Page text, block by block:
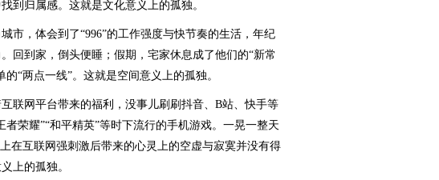
到归属感。这就是文化意义上的孤独。
，体会到了“996”的工作强度与快节奏的生活，年纪
回到家，倒头便睡；假期，宅家休息成了他们的“新常
“两点一线”。这就是空间意义上的孤独。
网平台带来的福利，没事儿刷刷抖音、B站、快手等
者荣耀”“和平精英”等时下流行的手机游戏。一晃一整天
在互联网强刺激后带来的心灵上的空虚与寂寞并没有得
上的孤独。